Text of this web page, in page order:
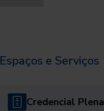
Espaços e Serviços
Credencial Plena